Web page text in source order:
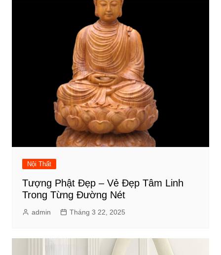
Nội Thất
Tượng Phật Đẹp – Vẻ Đẹp Tâm Linh
Trong Từng Đường Nét
admin Tháng 3 22, 2025